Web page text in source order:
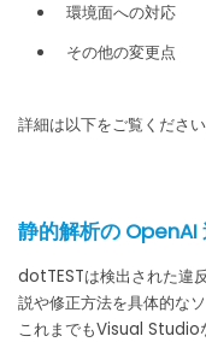
環境面への対応
その他の変更点
詳細は以下をご覧ください
静的解析の OpenAI
dotTESTは検出された違
説や修正方法を具体的な
これまでもVisual Studio